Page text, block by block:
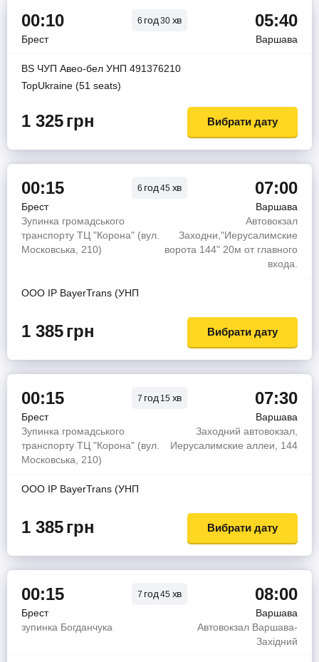
00:10 6 год30 хв 05:40
Брест Варшава
BS ЧУП Авео-бел УНП 491376210
TopUkraine (51 seats)
1 325грн Вибрати дату
00:15 6 год45 хв 07:00
Брест
Варшава
Зупинка громадського
транспорту ТЦ "Корона" (вул.
Московська, 210)
Автовокзал
Заходни,"Иерусалимские
ворота 144" 20м от главного
входа.
OOO IP BayerTrans (УНП
1 385грн Вибрати дату
00:15 7 год15 хв 07:30
Брест
Варшава
Зупинка громадського
транспорту ТЦ "Корона" (вул.
Московська, 210)
Заходний автовокзал,
Иерусалимские аллеи, 144
OOO IP BayerTrans (УНП
1 385грн Вибрати дату
00:15 7 год45 хв 08:00
Брест
Варшава
зупинка Богданчука
Автовокзал Варшава-
Західний